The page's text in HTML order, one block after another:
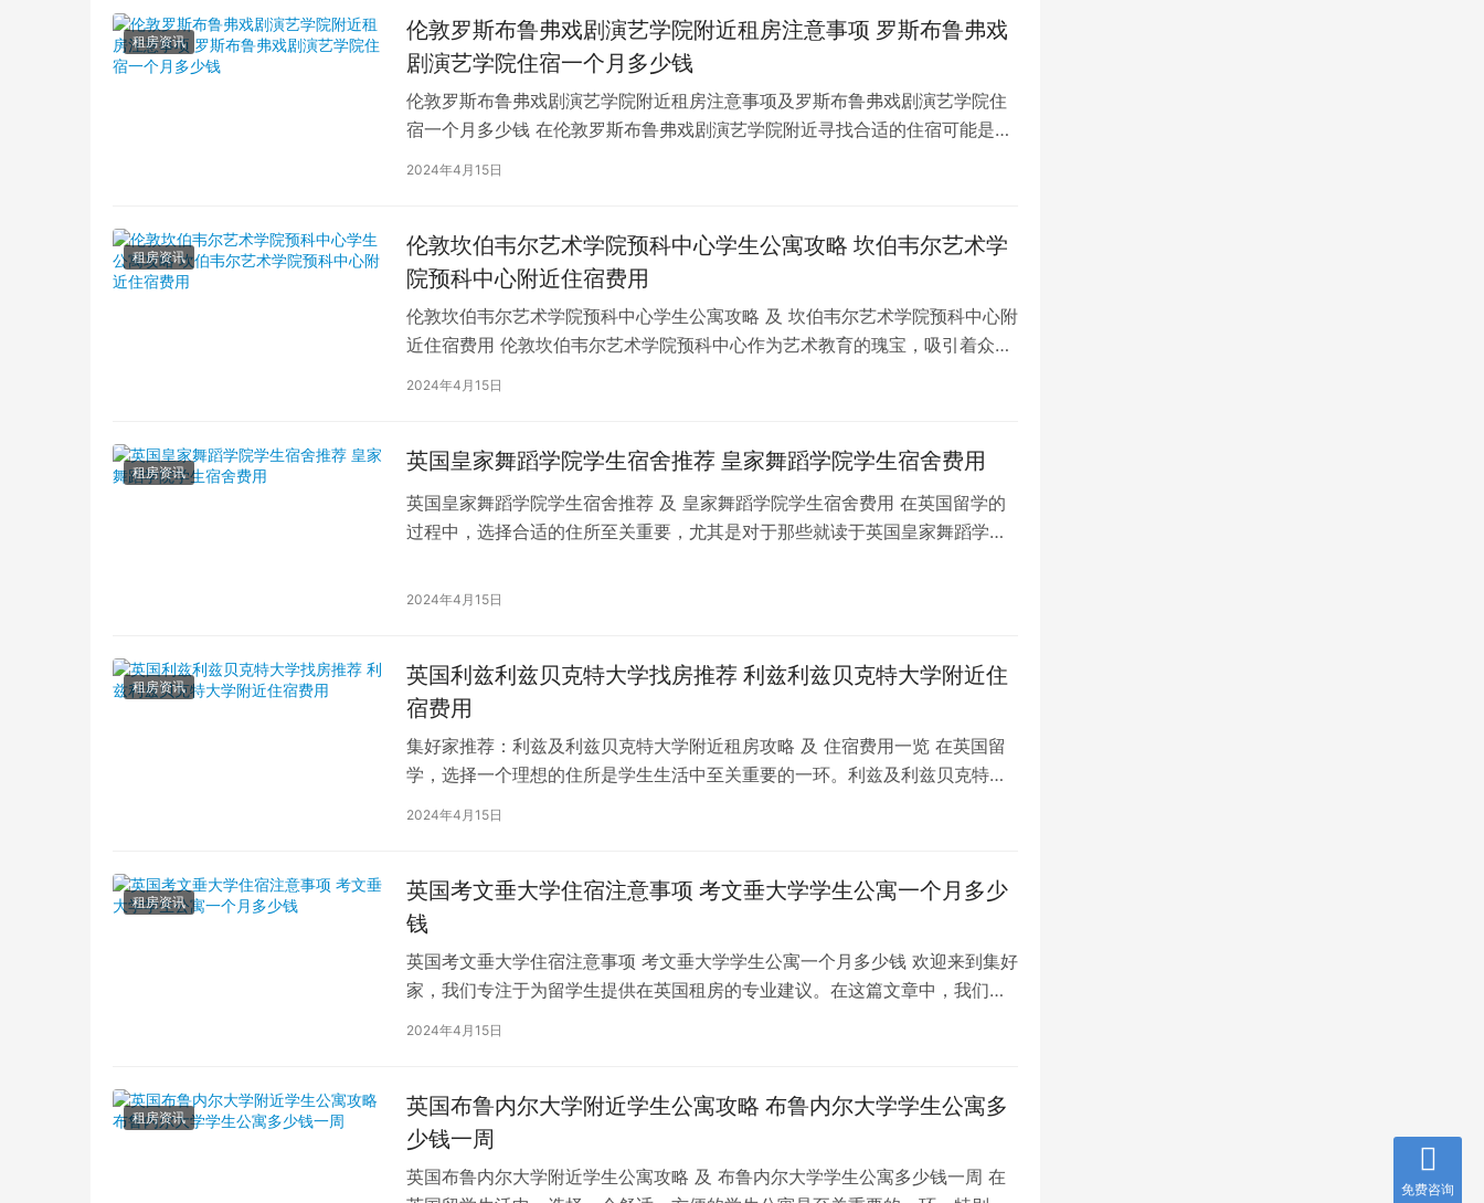
租房资讯
伦敦罗斯布鲁弗戏剧演艺学院附近租房注意事项 罗斯布鲁弗戏
剧演艺学院住宿一个月多少钱
伦敦罗斯布鲁弗戏剧演艺学院附近租房注意事项及罗斯布鲁弗戏剧演艺学院住
宿一个月多少钱 在伦敦罗斯布鲁弗戏剧演艺学院附近寻找合适的住宿可能是留
学生活中的一项关键任务。为了帮助您顺利完成…
2024年4月15日
租房资讯
伦敦坎伯韦尔艺术学院预科中心学生公寓攻略 坎伯韦尔艺术学
院预科中心附近住宿费用
伦敦坎伯韦尔艺术学院预科中心学生公寓攻略 及 坎伯韦尔艺术学院预科中心附
近住宿费用 伦敦坎伯韦尔艺术学院预科中心作为艺术教育的瑰宝，吸引着众多
2024年4月15日
租房资讯 英国皇家舞蹈学院学生宿舍推荐 皇家舞蹈学院学生宿舍费用
英国皇家舞蹈学院学生宿舍推荐 及 皇家舞蹈学院学生宿舍费用 在英国留学的
过程中，选择合适的住所至关重要，尤其是对于那些就读于英国皇家舞蹈学院
2024年4月15日
租房资讯
英国利兹利兹贝克特大学找房推荐 利兹利兹贝克特大学附近住
宿费用
集好家推荐：利兹及利兹贝克特大学附近租房攻略 及 住宿费用一览 在英国留
学，选择一个理想的住所是学生生活中至关重要的一环。利兹及利兹贝克特大
学（以下简称利兹贝大）作为英国一所卓越的…
2024年4月15日
租房资讯
英国考文垂大学住宿注意事项 考文垂大学学生公寓一个月多少
钱
英国考文垂大学住宿注意事项 考文垂大学学生公寓一个月多少钱 欢迎来到集好
家，我们专注于为留学生提供在英国租房的专业建议。在这篇文章中，我们将
深入探讨英国考文垂大学住宿的注意事项，以…
2024年4月15日
租房资讯
英国布鲁内尔大学附近学生公寓攻略 布鲁内尔大学学生公寓多
少钱一周
英国布鲁内尔大学附近学生公寓攻略 及 布鲁内尔大学学生公寓多少钱一周 在
免费咨询